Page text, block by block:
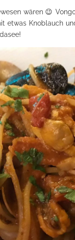
wären 😉
etwas Knoblauch